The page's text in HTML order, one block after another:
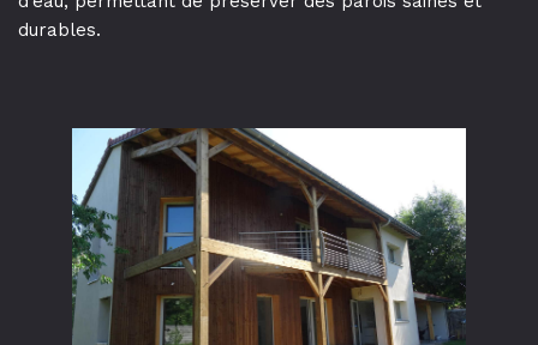
durables.